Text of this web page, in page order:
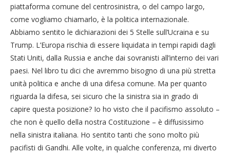
piattaforma comune del centrosinistra, o del campo largo,
come vogliamo chiamarlo, è la politica internazionale.
Abbiamo sentito le dichiarazioni dei 5 Stelle sull’Ucraina e su
Trump. L’Europa rischia di essere liquidata in tempi rapidi dagli
Stati Uniti, dalla Russia e anche dai sovranisti all’interno dei vari
paesi. Nel libro tu dici che avremmo bisogno di una più stretta
unità politica e anche di una difesa comune. Ma per quanto
riguarda la difesa, sei sicuro che la sinistra sia in grado di
capire questa posizione? Io ho visto che il pacifismo assoluto –
che non è quello della nostra Costituzione – è diffusissimo
nella sinistra italiana. Ho sentito tanti che sono molto più
pacifisti di Gandhi. Alle volte, in qualche conferenza, mi diverto